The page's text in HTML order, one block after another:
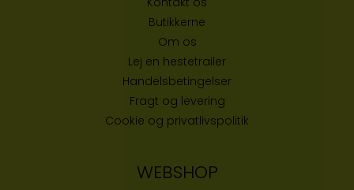
Butikkerne
Om os
Lej en hestetrailer
Handelsbetingelser
Fragt og levering
Cookie og privatlivspolitik
WEBSHOP